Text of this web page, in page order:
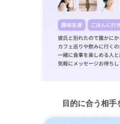
目的に合う相手